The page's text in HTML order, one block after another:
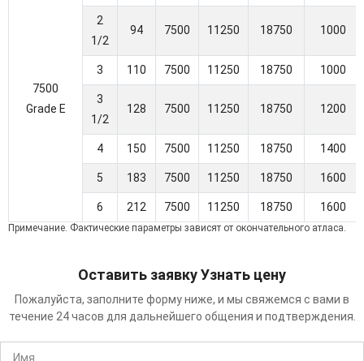
7500
Grade E
2
1/2
94 7500 11250 18750 1000
3 110 7500 11250 18750 1000
3
1/2
128 7500 11250 18750 1200
4 150 7500 11250 18750 1400
5 183 7500 11250 18750 1600
6 212 7500 11250 18750 1600
Примечание. Фактические параметры зависят от окончательного атласа.
Оставить заявку Узнать цену
Пожалуйста, заполните форму ниже, и мы свяжемся с вами в
течение 24 часов для дальнейшего общения и подтверждения.